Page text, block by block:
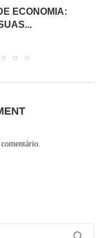
ECONOMIA: